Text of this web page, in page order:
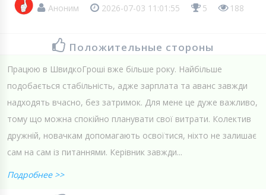
Аноним 2026-07-03 11:01:55 5 188
Положительные стороны
Працюю в ШвидкоГроші вже більше року. Найбільше
подобається стабільність, адже зарплата та аванс завжди
надходять вчасно, без затримок. Для мене це дуже важливо,
тому що можна спокійно планувати свої витрати. Колектив
дружній, новачкам допомагають освоїтися, ніхто не залишає
сам на сам із питаннями. Керівник завжди...
Подробнее >>